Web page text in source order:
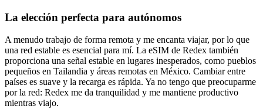
La elección perfecta para autónomos
A menudo trabajo de forma remota y me encanta viajar, por lo que
una red estable es esencial para mí. La eSIM de Redex también
proporciona una señal estable en lugares inesperados, como pueblos
pequeños en Tailandia y áreas remotas en México. Cambiar entre
países es suave y la recarga es rápida. Ya no tengo que preocuparme
por la red: Redex me da tranquilidad y me mantiene productivo
mientras viajo.